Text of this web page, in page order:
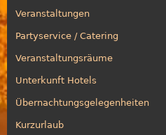
Veranstaltungen
Partyservice / Catering
Veranstaltungsräume
Unterkunft Hotels
Übernachtungsgelegenheiten
Kurzurlaub